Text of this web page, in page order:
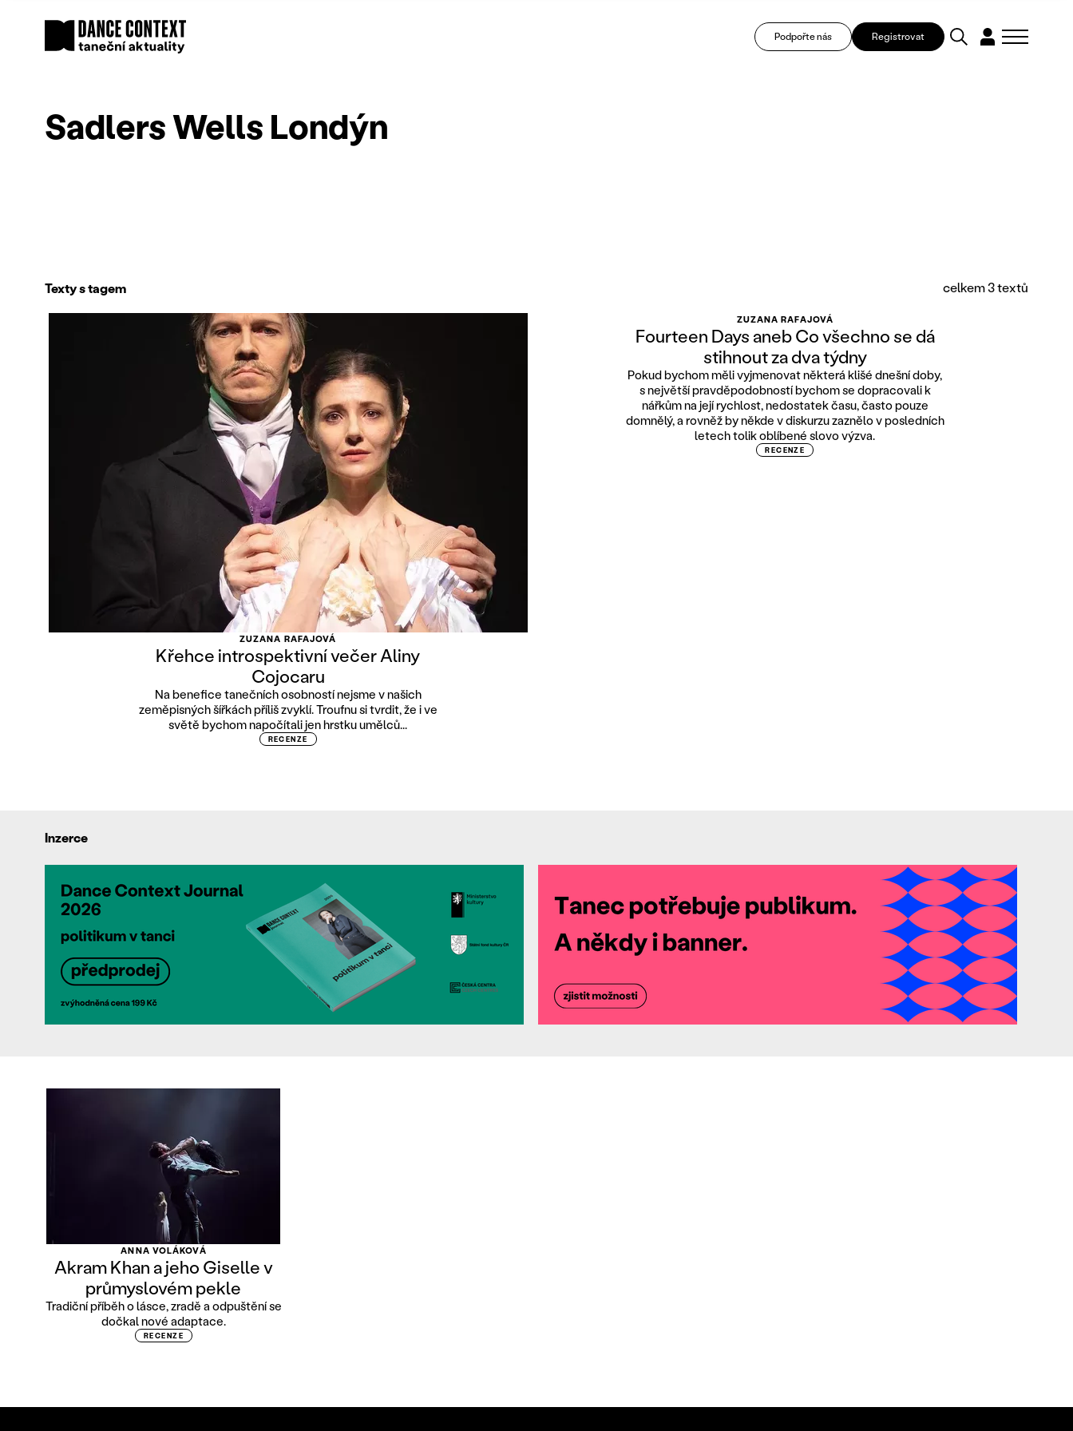
Podpořte nás Registrovat
Sadlers Wells Londýn
Texty s tagem celkem 3 textů
ZUZANA RAFAJOVÁ
Křehce introspektivní večer Aliny
Cojocaru
Na benefice tanečních osobností nejsme v našich
zeměpisných šířkách příliš zvyklí. Troufnu si tvrdit, že i ve
světě bychom napočítali jen hrstku umělců...
RECENZE
ZUZANA RAFAJOVÁ
Fourteen Days aneb Co všechno se dá
stihnout za dva týdny
Pokud bychom měli vyjmenovat některá klišé dnešní doby,
s největší pravděpodobností bychom se dopracovali k
nářkům na její rychlost, nedostatek času, často pouze
domnělý, a rovněž by někde v diskurzu zaznělo v posledních
letech tolik oblíbené slovo výzva.
RECENZE
Inzerce
ANNA VOLÁKOVÁ
Akram Khan a jeho Giselle v
průmyslovém pekle
Tradiční příběh o lásce, zradě a odpuštění se
dočkal nové adaptace.
RECENZE